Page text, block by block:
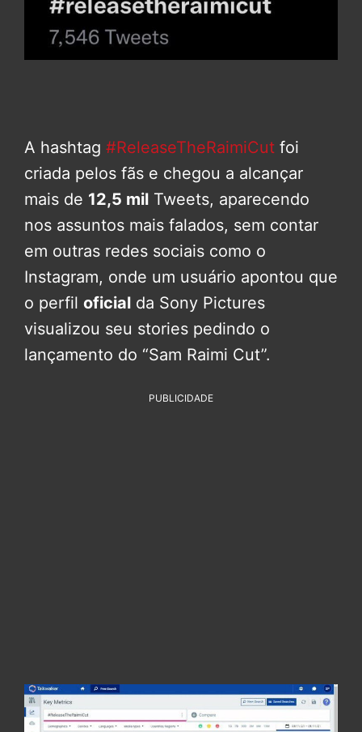
A hashtag #ReleaseTheRaimiCut foi
criada pelos fãs e chegou a alcançar
mais de 12,5 mil Tweets, aparecendo
nos assuntos mais falados, sem contar
em outras redes sociais como o
Instagram, onde um usuário apontou que
o perfil oficial da Sony Pictures
visualizou seu stories pedindo o
lançamento do “Sam Raimi Cut”.
PUBLICIDADE